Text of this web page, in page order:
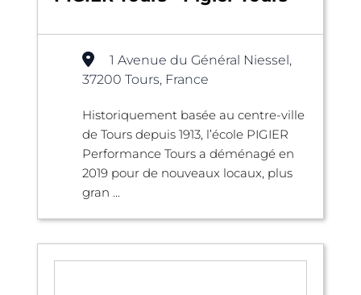
1 Avenue du Général Niessel,
37200 Tours, France
Historiquement basée au centre-ville
de Tours depuis 1913, l’école PIGIER
Performance Tours a déménagé en
2019 pour de nouveaux locaux, plus
gran ...